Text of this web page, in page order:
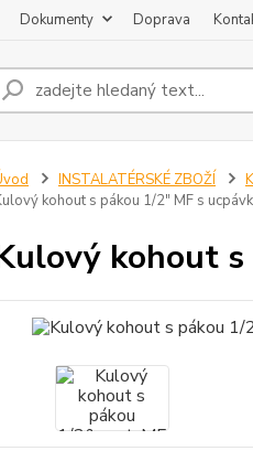
Dokumenty Doprava
INSTALATÉRSKÉ ZBOŽÍ
kohout s pákou 1/2" MF s
kohout s